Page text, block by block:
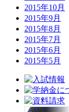
2015年10月
2015年9月
2015年8月
2015年7月
2015年6月
2015年5月